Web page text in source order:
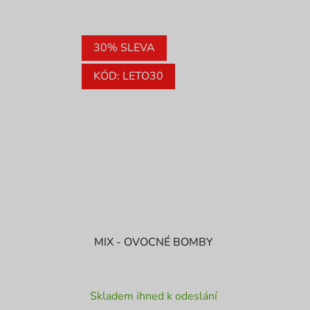
30% SLEVA
KÓD: LETO30
MIX - OVOCNÉ BOMBY
hodnocení
Skladem ihned k odeslání